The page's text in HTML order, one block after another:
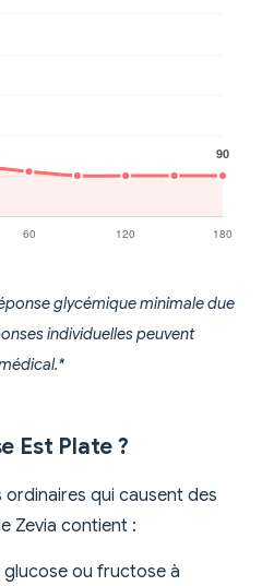
glycémique minimale due
individuelles peuvent
Est Plate ?
qui causent des
Zevia contient :
glucose ou fructose à